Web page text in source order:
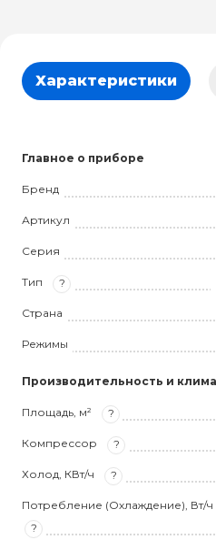
Характеристики
Главное о приборе
Бренд
Артикул
Серия
Тип ?
Страна
Режимы
Производительность и
Площадь, м² ?
Компрессор ?
Холод, КВт/ч ?
Потребление (Охлаждение), Вт/ч
?